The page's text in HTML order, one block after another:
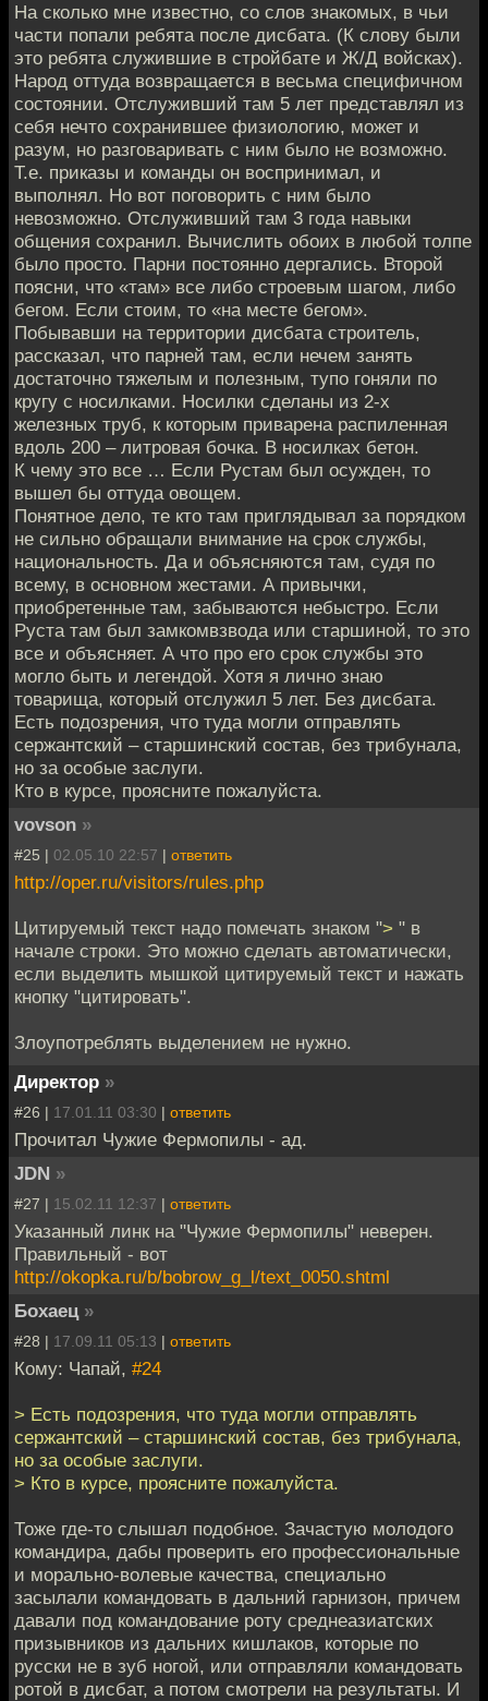
На сколько мне известно, со слов знакомых, в чьи
части попали ребята после дисбата. (К слову были
это ребята служившие в стройбате и Ж/Д войсках).
Народ оттуда возвращается в весьма специфичном
состоянии. Отслуживший там 5 лет представлял из
себя нечто сохранившее физиологию, может и
разум, но разговаривать с ним было не возможно.
Т.е. приказы и команды он воспринимал, и
выполнял. Но вот поговорить с ним было
невозможно. Отслуживший там 3 года навыки
общения сохранил. Вычислить обоих в любой толпе
было просто. Парни постоянно дергались. Второй
поясни, что «там» все либо строевым шагом, либо
бегом. Если стоим, то «на месте бегом».
Побывавши на территории дисбата строитель,
рассказал, что парней там, если нечем занять
достаточно тяжелым и полезным, тупо гоняли по
кругу с носилками. Носилки сделаны из 2-х
железных труб, к которым приварена распиленная
вдоль 200 – литровая бочка. В носилках бетон.
К чему это все … Если Рустам был осужден, то
вышел бы оттуда овощем.
Понятное дело, те кто там приглядывал за порядком
не сильно обращали внимание на срок службы,
национальность. Да и объясняются там, судя по
всему, в основном жестами. А привычки,
приобретенные там, забываются небыстро. Если
Руста там был замкомвзвода или старшиной, то это
все и объясняет. А что про его срок службы это
могло быть и легендой. Хотя я лично знаю
товарища, который отслужил 5 лет. Без дисбата.
Есть подозрения, что туда могли отправлять
сержантский – старшинский состав, без трибунала,
но за особые заслуги.
Кто в курсе, проясните пожалуйста.
vovson »
#25 | 02.05.10 22:57 | ответить
http://oper.ru/visitors/rules.php
Цитируемый текст надо помечать знаком "> " в
начале строки. Это можно сделать автоматически,
если выделить мышкой цитируемый текст и нажать
кнопку "цитировать".
Злоупотреблять выделением не нужно.
Директор »
#26 | 17.01.11 03:30 | ответить
Прочитал Чужие Фермопилы - ад.
JDN »
#27 | 15.02.11 12:37 | ответить
Указанный линк на "Чужие Фермопилы" неверен.
Правильный - вот
http://okopka.ru/b/bobrow_g_l/text_0050.shtml
Бохаец »
#28 | 17.09.11 05:13 | ответить
Кому: Чапай, #24
> Есть подозрения, что туда могли отправлять
сержантский – старшинский состав, без трибунала,
но за особые заслуги.
> Кто в курсе, проясните пожалуйста.
Тоже где-то слышал подобное. Зачастую молодого
командира, дабы проверить его профессиональные
и морально-волевые качества, специально
засылали командовать в дальний гарнизон, причем
давали под командование роту среднеазиатских
призывников из дальних кишлаков, которые по
русски не в зуб ногой, или отправляли командовать
ротой в дисбат, а потом смотрели на результаты. И